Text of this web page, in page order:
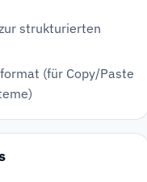
strukturierten
(für Copy/Paste